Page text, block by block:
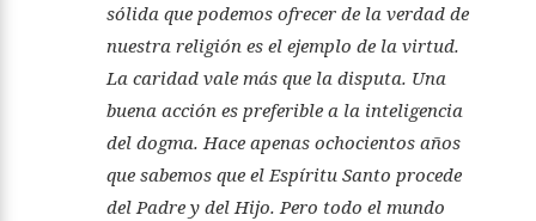
sólida que podemos ofrecer de la verdad de
nuestra religión es el ejemplo de la virtud.
La caridad vale más que la disputa. Una
buena acción es preferible a la inteligencia
del dogma. Hace apenas ochocientos años
que sabemos que el Espíritu Santo procede
del Padre y del Hijo. Pero todo el mundo